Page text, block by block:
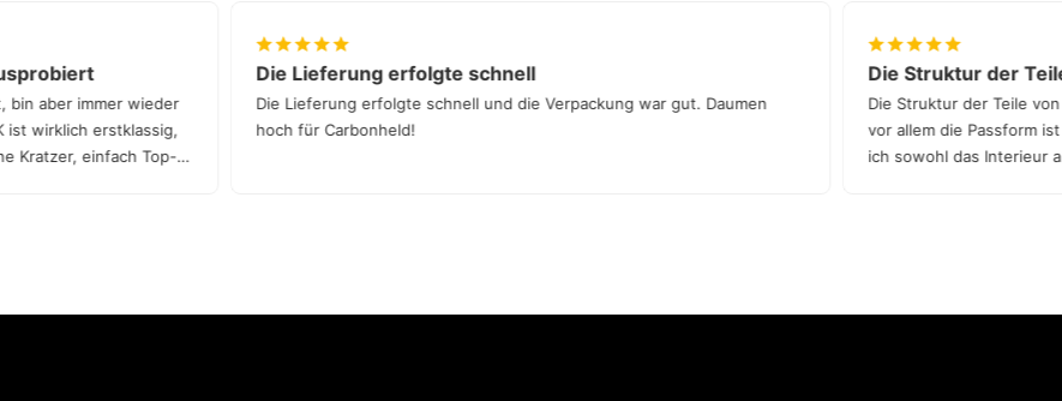
ausprobiert
bin aber immer wieder
ist wirklich erstklassig,
Kratzer, einfach Top-
Die Lieferung erfolgte schnell
Die Lieferung erfolgte schnell und die Verpackung war gut. Daumen
hoch für Carbonheld!
Die Struktur der
Die Struktur der
vor allem die
ich sowohl das